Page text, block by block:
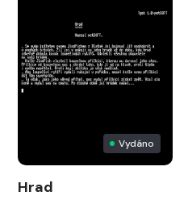
Vydáno
Hrad